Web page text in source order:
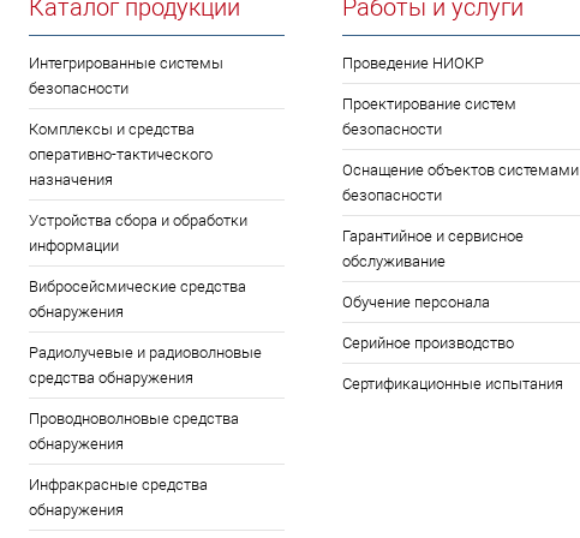
Каталог продукции
Интегрированные системы
безопасности
Комплексы и средства
оперативно-тактического
назначения
Устройства сбора и обработки
информации
Вибросейсмические средства
обнаружения
Радиолучевые и радиоволновые
средства обнаружения
Проводноволновые средства
обнаружения
Инфракрасные средства
обнаружения
Работы и услуги
Проведение НИОКР
Проектирование систем
безопасности
Оснащение объектов системами
безопасности
Гарантийное и сервисное
обслуживание
Обучение персонала
Серийное производство
Сертификационные испытания